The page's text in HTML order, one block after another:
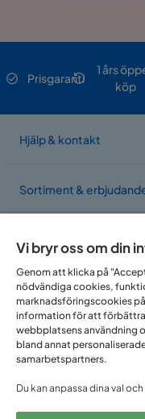
Prisgaranti
1 års
köp
Hjälp & kontakt
Sortiment &
Om Trademax
Vi
Vi bryr oss om din
Genom att klicka på
nödvändiga cookies,
marknadsföringscookies
information för att
webbplatsens användning
bland annat
samarbetspartners.
Du kan anpassa dina val